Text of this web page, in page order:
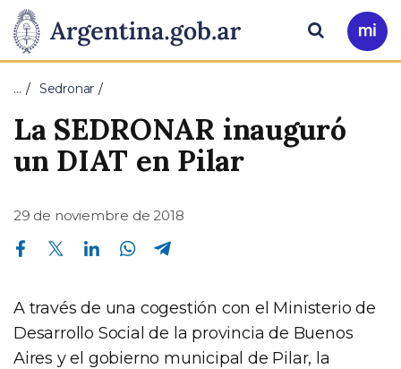
Presidencia
de
la
Nación
Pasar al contenido principal
Ir
a
Buscar
… Sedronar
La SEDRONAR inauguró
un DIAT en Pilar
29 de noviembre de 2018
Compartir en Facebook Compartir en Twitter Compartir en Linkedin Compartir en Whatsapp
A través de una cogestión con el Ministerio de
Desarrollo Social de la provincia de Buenos
Aires y el gobierno municipal de Pilar, la